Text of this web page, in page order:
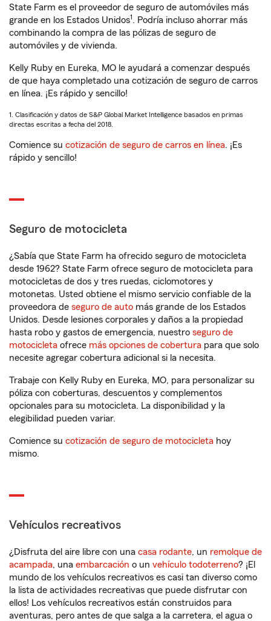
State Farm es el proveedor de seguro de automóviles más
grande en los Estados Unidos1. Podría incluso ahorrar más
combinando la compra de las pólizas de seguro de
automóviles y de vivienda.
Kelly Ruby en Eureka, MO le ayudará a comenzar después
de que haya completado una cotización de seguro de carros
en línea. ¡Es rápido y sencillo!
1. Clasificación y datos de S&P Global Market Intelligence basados en primas
directas escritas a fecha del 2018.
Comience su cotización de seguro de carros en línea. ¡Es
rápido y sencillo!
Seguro de motocicleta
¿Sabía que State Farm ha ofrecido seguro de motocicleta
desde 1962? State Farm ofrece seguro de motocicleta para
motocicletas de dos y tres ruedas, ciclomotores y
motonetas. Usted obtiene el mismo servicio confiable de la
proveedora de seguro de auto más grande de los Estados
Unidos. Desde lesiones corporales y daños a la propiedad
hasta robo y gastos de emergencia, nuestro seguro de
motocicleta ofrece más opciones de cobertura para que solo
necesite agregar cobertura adicional si la necesita.
Trabaje con Kelly Ruby en Eureka, MO, para personalizar su
póliza con coberturas, descuentos y complementos
opcionales para su motocicleta. La disponibilidad y la
elegibilidad pueden variar.
Comience su cotización de seguro de motocicleta hoy
mismo.
Vehículos recreativos
¿Disfruta del aire libre con una casa rodante, un remolque de
acampada, una embarcación o un vehículo todoterreno? ¡El
mundo de los vehículos recreativos es casi tan diverso como
la lista de actividades recreativas que puede disfrutar con
ellos! Los vehículos recreativos están construidos para
aventuras, pero antes de que salga a la carretera, el agua o